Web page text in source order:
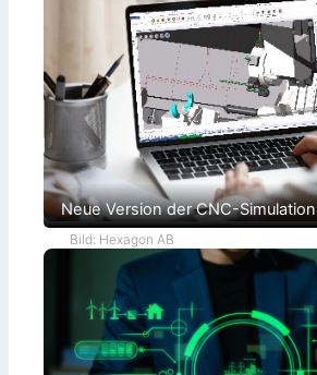
Neue Version der CNC-Simulation
Bild: Hexagon AB